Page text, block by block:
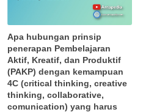
Apa hubungan prinsip
penerapan Pembelajaran
Aktif, Kreatif, dan Produktif
(PAKP) dengan kemampuan
4C (critical thinking, creative
thinking, collaborative,
comunication) yang harus